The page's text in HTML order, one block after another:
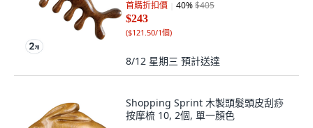
首購折扣價 40%$405
$243
($121.50/1個)
8/12 星期三 預計送達
Shopping Sprint 木製頭髮頭皮刮痧
按摩梳 10, 2個, 單一顏色